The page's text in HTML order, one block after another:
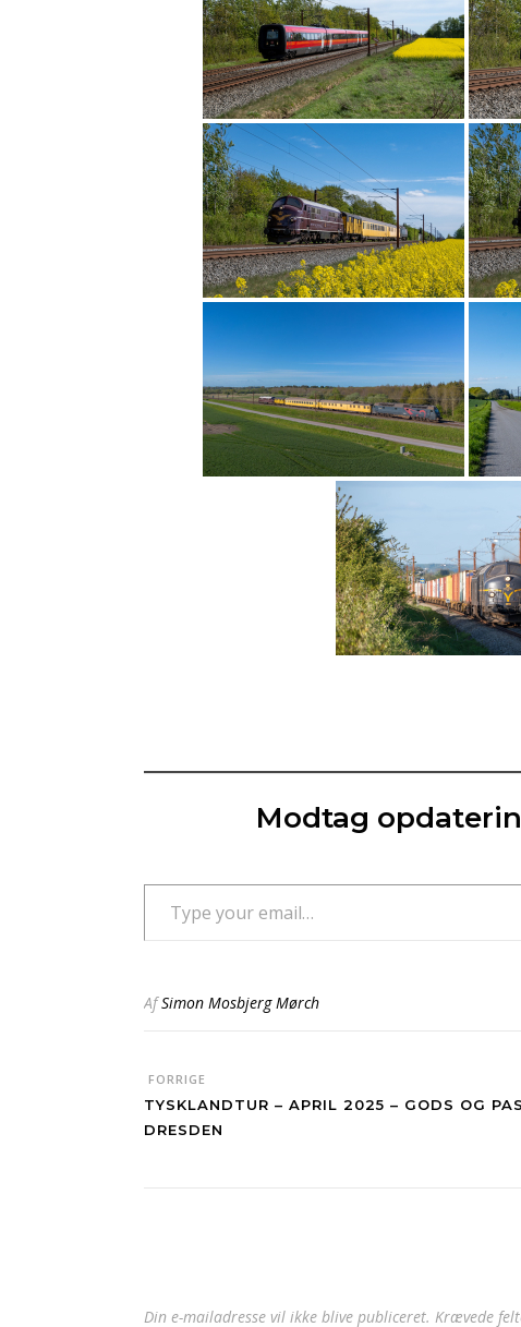
Modtag
Type your email…
AfSimon Mosbjerg Mørch
FORRIGE
TYSKLANDTUR – APRIL 2025 – GODS OG
DRESDEN
Din e-mailadresse vil ikke blive publiceret. Krævede